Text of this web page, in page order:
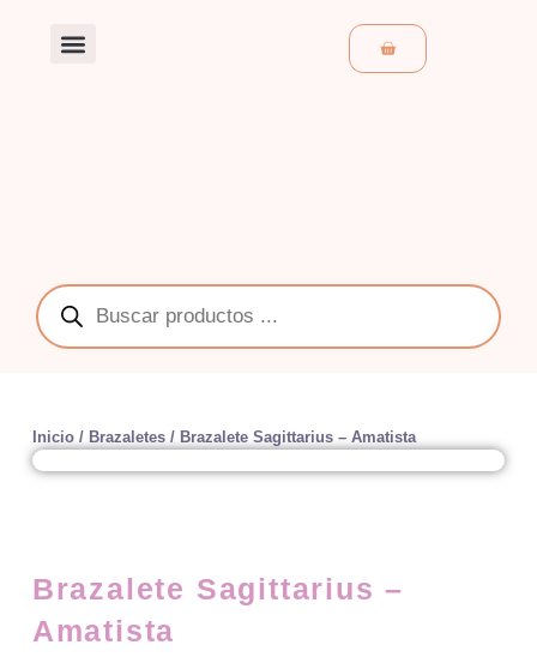
Cart
Búsqueda
de
productos
Inicio/ Brazaletes/ Brazalete Sagittarius – Amatista
Brazalete Sagittarius –
Amatista